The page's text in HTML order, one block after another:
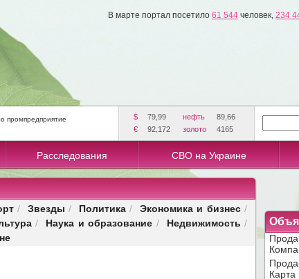
В марте портал посетило 61 544 человек, 234
промпредприятие
$ 79,99 нефть
89,66
€
92,172 золото 4165
Расследования СВО на Украине
/ Звезды / Политика / Экономика и бизнес/
/ Наука и образование / Недвижимость /
Карта